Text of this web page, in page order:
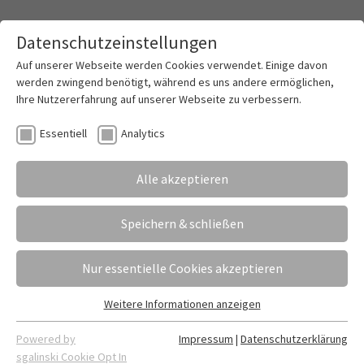
Kauffrau/-mann im Groß- und
Außenhandelsmanagement
Datenschutzeinstellungen
Auf unserer Webseite werden Cookies verwendet. Einige davon
werden zwingend benötigt, während es uns andere ermöglichen,
Ihre Nutzererfahrung auf unserer Webseite zu verbessern.
Essentiell Analytics
Alle akzeptieren
Speichern & schließen
Nur essentielle Cookies akzeptieren
Essentielle Cookies werden für grundlegende Funktionen der
Webseite benötigt. Dadurch ist gewährleistet, dass die
Weitere Informationen anzeigen
Powered by
sgalinski Cookie Opt In
Impressum | Datenschutzerklärung